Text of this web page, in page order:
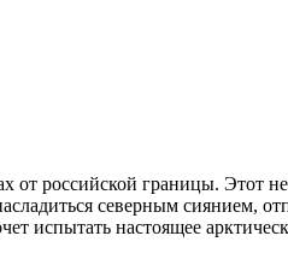
от российской границы. Этот
северным сиянием,
испытать настоящее